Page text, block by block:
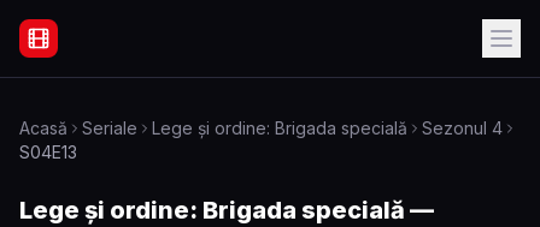
Filme Online Subtitrate - Acasă
Acasă Seriale Lege și ordine: Brigada specială Sezonul 4
S04E13
Lege și ordine: Brigada specială —